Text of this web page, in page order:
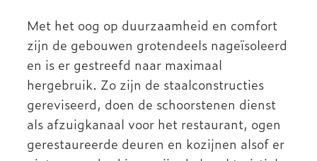
Met het oog op duurzaamheid en comfort
zijn de gebouwen grotendeels nageïsoleerd
en is er gestreefd naar maximaal
hergebruik. Zo zijn de staalconstructies
gereviseerd, doen de schoorstenen dienst
als afzuigkanaal voor het restaurant, ogen
gerestaureerde deuren en kozijnen alsof er